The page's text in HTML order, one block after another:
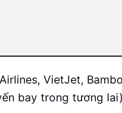
VietJet,
bay trong tương